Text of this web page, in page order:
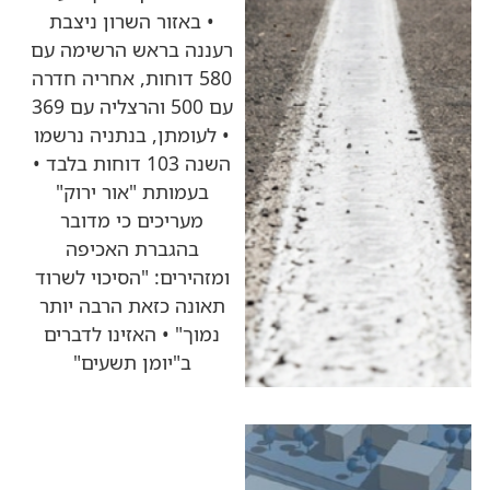
• באזור השרון ניצבת
רעננה בראש הרשימה עם
580 דוחות, אחריה חדרה
עם 500 והרצליה עם 369
• לעומתן, בנתניה נרשמו
השנה 103 דוחות בלבד •
בעמותת "אור ירוק"
מעריכים כי מדובר
בהגברת האכיפה
ומזהירים: "הסיכוי לשרוד
תאונה כזאת הרבה יותר
נמוך" • האזינו לדברים
ב"יומן תשעים"